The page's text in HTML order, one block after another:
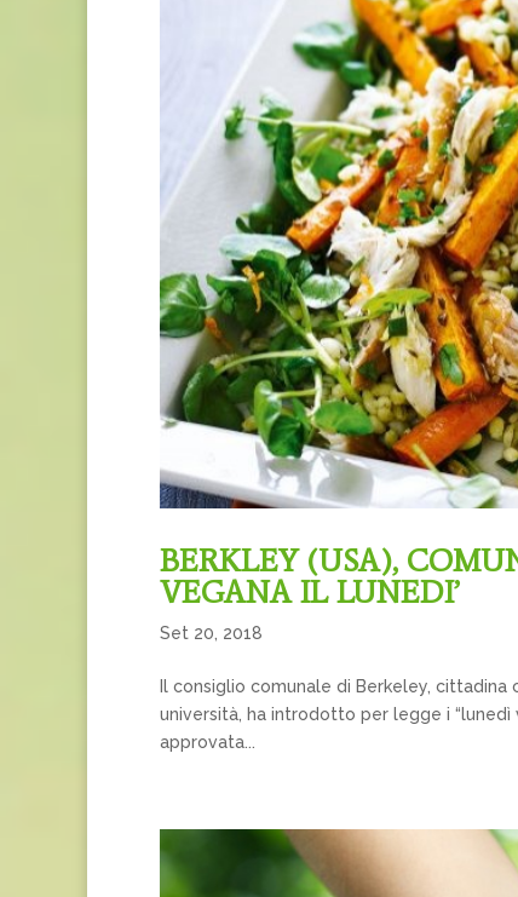
BERKLEY (USA),
VEGANA IL LUNEDI’
Set 20, 2018
Il consiglio comunale di Berkeley,
università, ha introdotto per legge i “lunedì
approvata...